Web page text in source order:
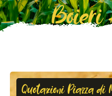
Boieri
Quotazioni Piazza di